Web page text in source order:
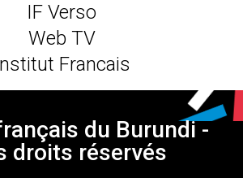
IF Verso
Web TV
Francais
du Burundi -
droits réservés